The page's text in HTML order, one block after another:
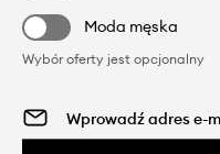
Moda męska
Wybór oferty jest opcjonalny